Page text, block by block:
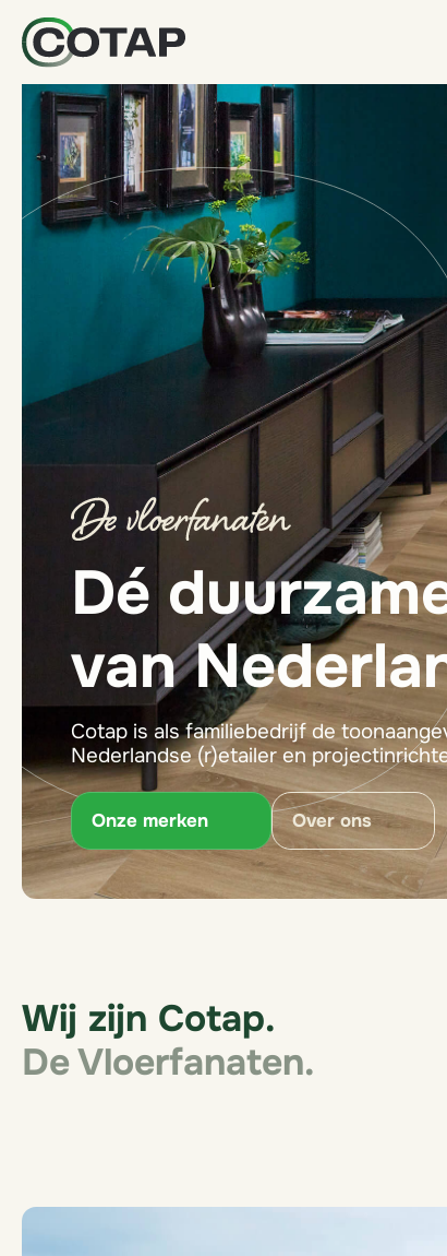
Dé
van
Cotap is als familiebedrijf de
Nederlandse (r)etailer en
Onze merken Over ons
Wij zijn Cotap.
De Vloerfanaten.